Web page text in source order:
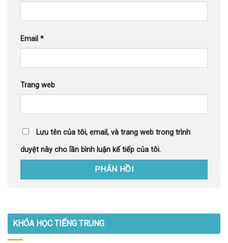
Email *
Trang web
Lưu tên của tôi, email, và trang web trong trình
duyệt này cho lần bình luận kế tiếp của tôi.
KHÓA HỌC TIẾNG TRUNG